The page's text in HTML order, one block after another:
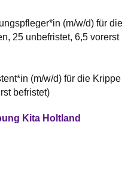
(m/w/d) für die
25 unbefristet, 6,5 vorerst
(m/w/d) für die Krippe
befristet)
Kita Holtland